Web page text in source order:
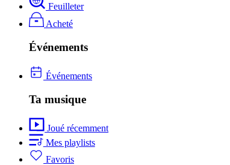
Feuilleter
Acheté
Événements
Événements
Ta musique
Joué récemment
Mes playlists
Favoris